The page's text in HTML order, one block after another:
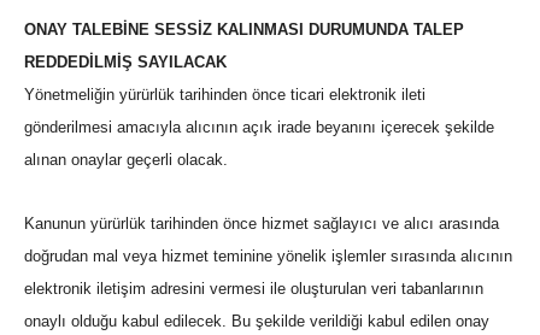
ONAY TALEBİNE SESSİZ KALINMASI DURUMUNDA TALEP
REDDEDİLMİŞ SAYILACAK
Yönetmeliğin yürürlük tarihinden önce ticari elektronik ileti
gönderilmesi amacıyla alıcının açık irade beyanını içerecek şekilde
alınan onaylar geçerli olacak.
Kanunun yürürlük tarihinden önce hizmet sağlayıcı ve alıcı arasında
doğrudan mal veya hizmet teminine yönelik işlemler sırasında alıcının
elektronik iletişim adresini vermesi ile oluşturulan veri tabanlarının
onaylı olduğu kabul edilecek. Bu şekilde verildiği kabul edilen onay